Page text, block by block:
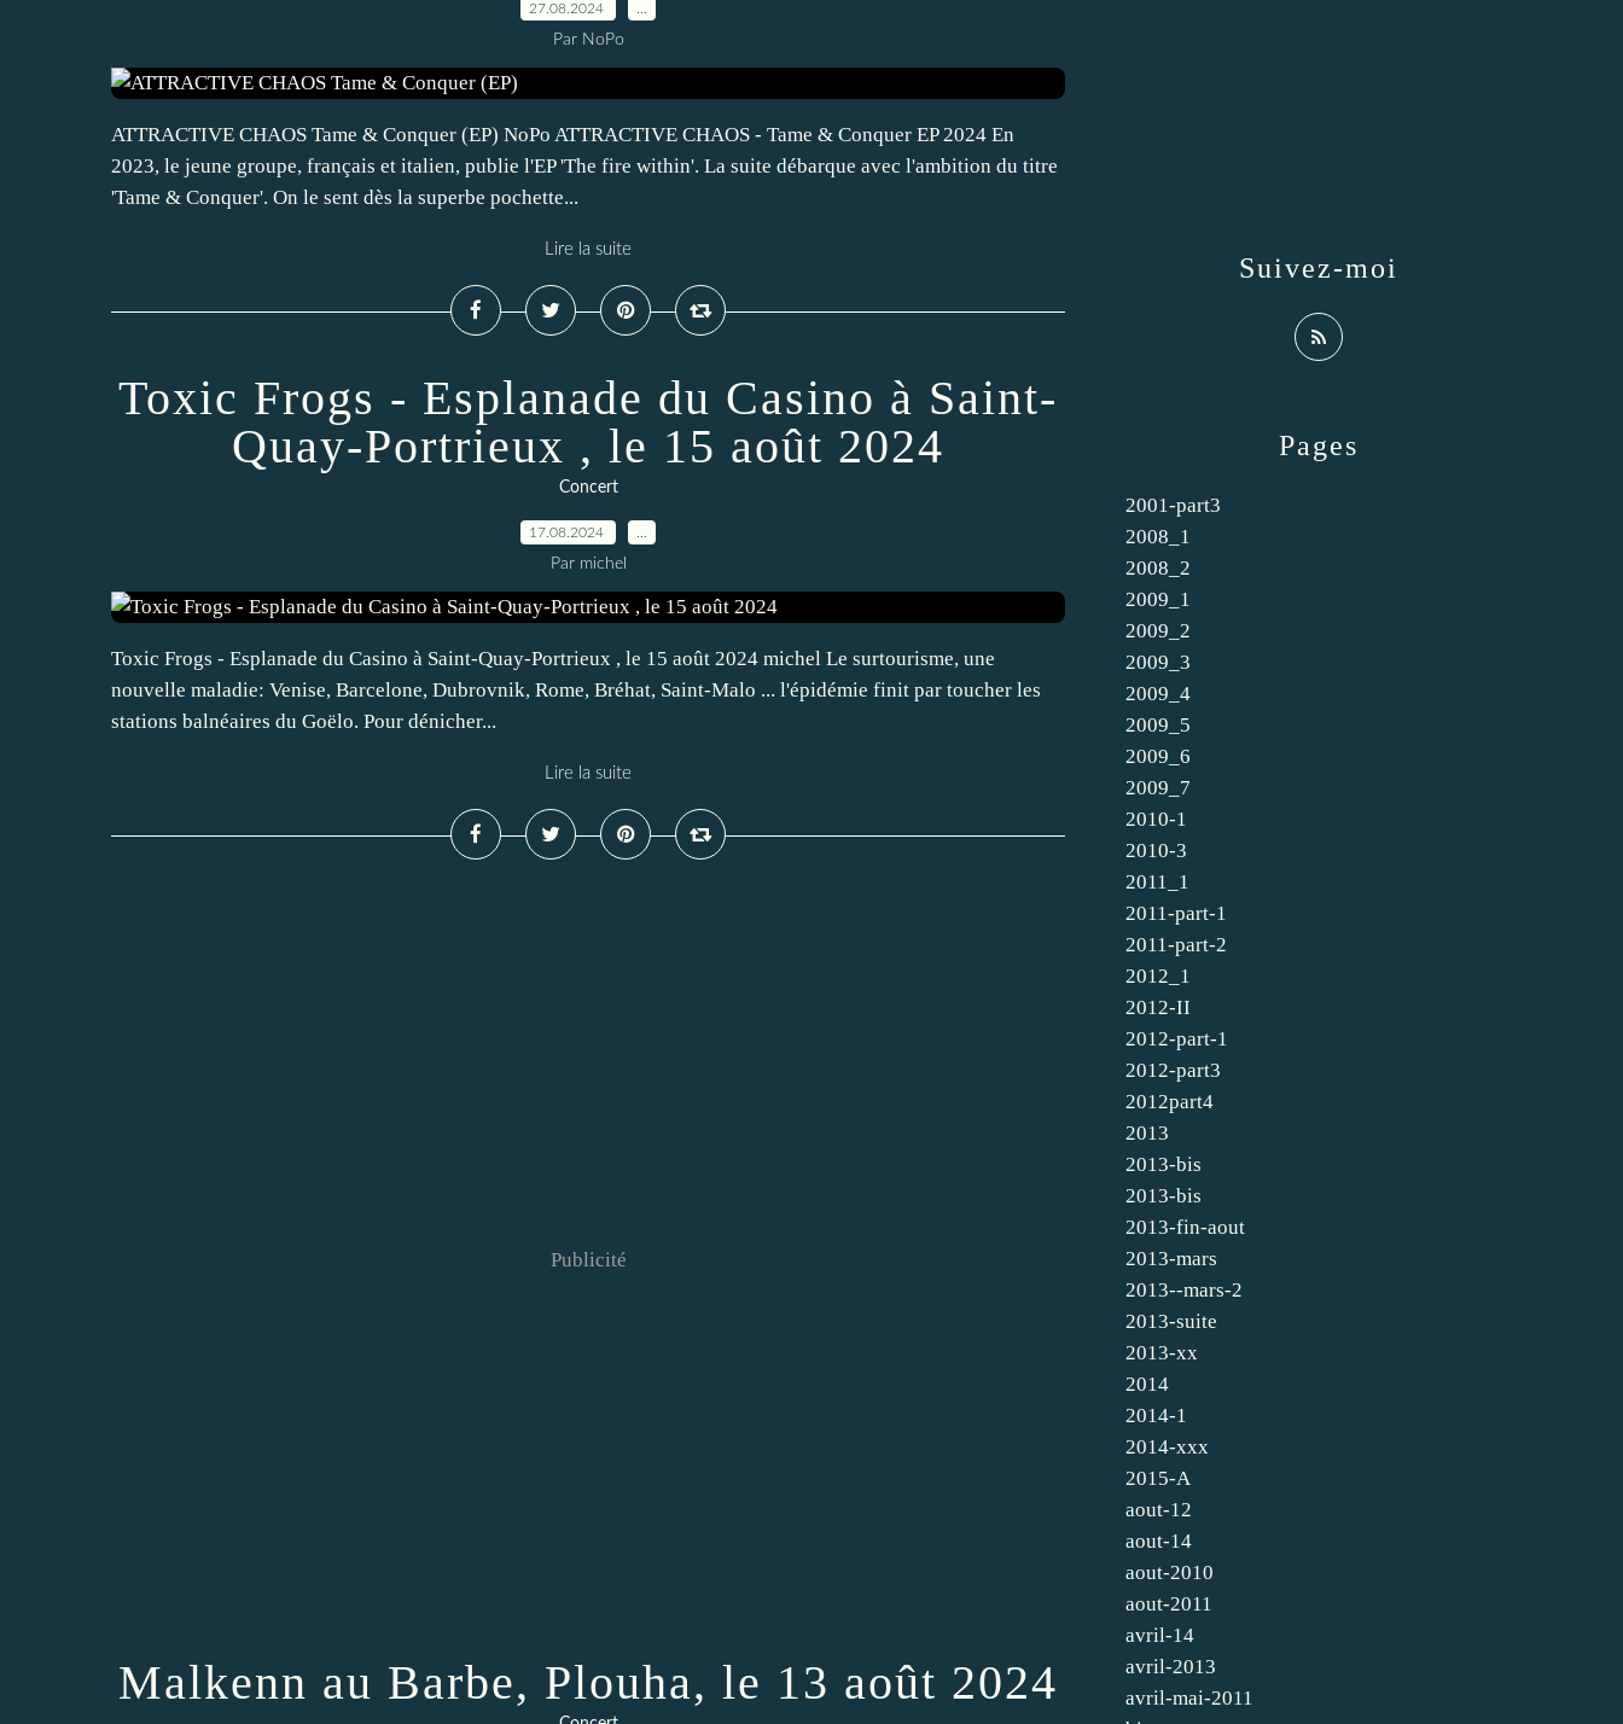
27.08.2024
Par NoPo
ATTRACTIVE CHAOS Tame & Conquer (EP) NoPo ATTRACTIVE CHAOS - Tame & Conquer EP 2024 En
2023, le jeune groupe, français et italien, publie l'EP 'The fire within'. La suite débarque avec l'ambition du titre
'Tame & Conquer'. On le sent dès la superbe pochette...
Lire la suite
Toxic Frogs - Esplanade du Casino à Saint-
Quay-Portrieux , le 15 août 2024
Concert
17.08.2024
Par michel
Toxic Frogs - Esplanade du Casino à Saint-Quay-Portrieux , le 15 août 2024 michel Le surtourisme, une
nouvelle maladie: Venise, Barcelone, Dubrovnik, Rome, Bréhat, Saint-Malo ... l'épidémie finit par toucher les
stations balnéaires du Goëlo. Pour dénicher...
Lire la suite
Publicité
Malkenn au Barbe, Plouha, le 13 août 2024
Pages
2001-part3
2008_1
2008_2
2009_1
2009_2
2009_3
2009_4
2009_5
2009_6
2009_7
2010-1
2010-3
2011_1
2011-part-1
2011-part-2
2012_1
2012-II
2012-part-1
2012-part3
2012part4
2013
2013-bis
2013-bis
2013-fin-aout
2013-mars
2013--mars-2
2013-suite
2013-xx
2014
2014-1
2014-xxx
2015-A
aout-12
aout-14
aout-2010
aout-2011
avril-14
avril-2013
avril-mai-2011
Suivez-moi